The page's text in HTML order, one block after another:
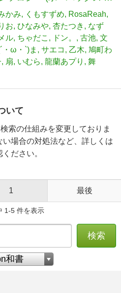
ロジー)
かみ くもすずめ
RosaReah
お ひなみや 杏たつき
なず
ル ちゃだこ ドン。 古池 文
・ω・`)ま サエコ 乙木 鳩町わ
扇 いむら 龍蘭あプり 舞
いて
索の仕組みを変更しておりま
場合の対処法など、詳しくは
ださい。
1 最後
1-5 件を表示
検索